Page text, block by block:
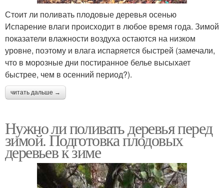
Стоит ли поливать плодовые деревья осенью
Испарение влаги происходит в любое время года. Зимой
показатели влажности воздуха остаются на низком
уровне, поэтому и влага испаряется быстрей (замечали,
что в морозные дни постиранное белье высыхает
быстрее, чем в осенний период?).
читать дальше →
Нужно ли поливать деревья перед
зимой. Подготовка плодовых
деревьев к зиме